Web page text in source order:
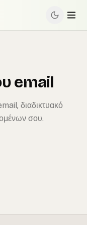
email
διαδικτυακό
σου.